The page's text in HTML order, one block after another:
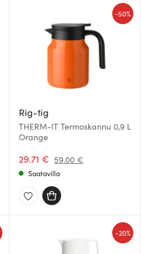
Rig-tig
THERM-IT Termoskannu 0,9 L
Orange
29.71 € 59.00 €
-50%
Saatavilla
-20%